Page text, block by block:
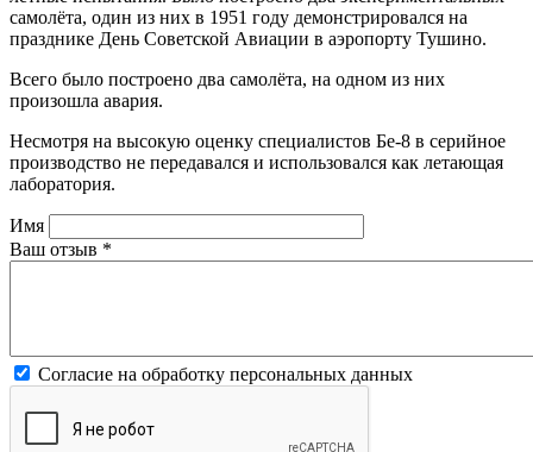
самолёта, один из них в 1951 году демонстрировался на
празднике День Советской Авиации в аэропорту Тушино.
Всего было построено два самолёта, на одном из них
произошла авария.
Несмотря на высокую оценку специалистов Бе-8 в серийное
производство не передавался и использовался как летающая
лаборатория.
Имя
Ваш отзыв *
Согласие на обработку персональных данных